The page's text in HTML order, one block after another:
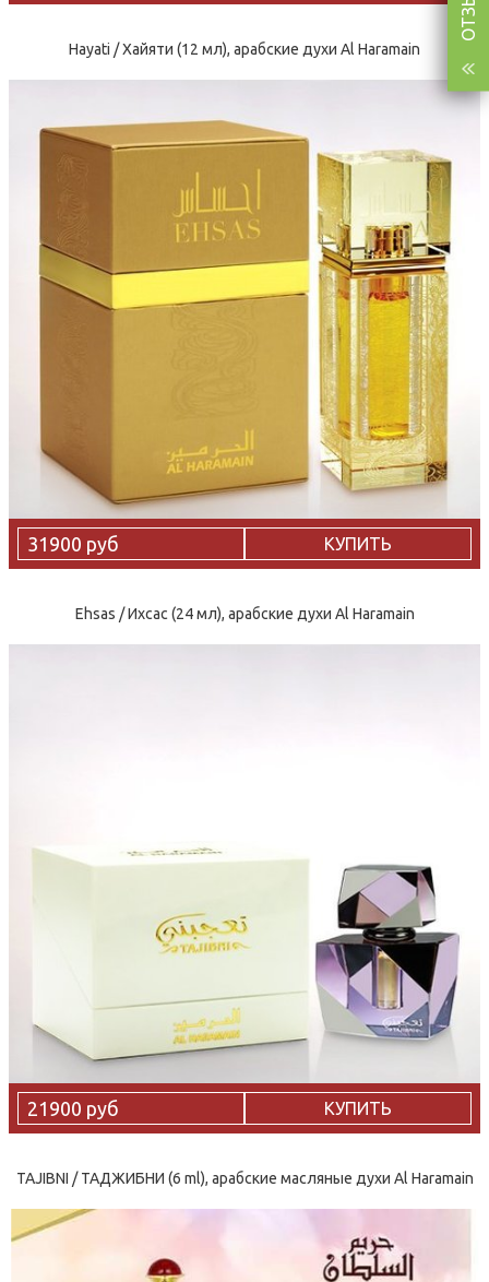
Hayati / Хайяти (12 мл), арабские духи Al Haramain
31900 руб КУПИТЬ
Ehsas / Ихсас (24 мл), арабские духи Al Haramain
21900 руб КУПИТЬ
TAJIBNI / ТАДЖИБНИ (6 ml), арабские масляные духи Al Haramain